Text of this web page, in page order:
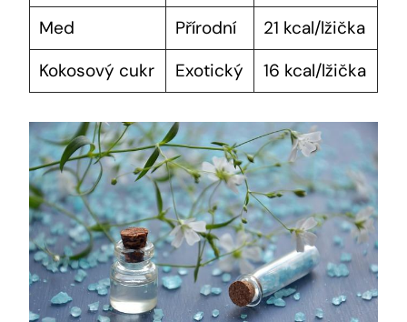
Med
Přírodní
21 kcal/lžička
Kokosový cukr
Exotický 16 kcal/lžička